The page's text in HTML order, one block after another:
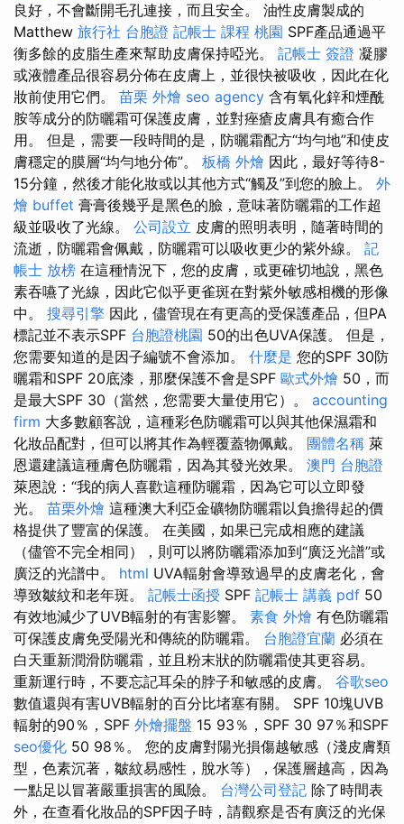
良好，不會斷開毛孔連接，而且安全。 油性皮膚製成的
Matthew 旅行社 台胞證 記帳士 課程 桃園 SPF產品通過平
衡多餘的皮脂生產來幫助皮膚保持啞光。 記帳士 簽證 凝膠
或液體產品很容易分佈在皮膚上，並很快被吸收，因此在化
妝前使用它們。 苗栗 外燴 seo agency 含有氧化鋅和煙酰
胺等成分的防曬霜可保護皮膚，並對痤瘡皮膚具有癒合作
用。 但是，需要一段時間的是，防曬霜配方“均勻地”和使皮
膚穩定的膜層“均勻地分佈”。 板橋 外燴 因此，最好等待8-
15分鐘，然後才能化妝或以其他方式“觸及”到您的臉上。 外
燴 buffet 膏膏後幾乎是黑色的臉，意味著防曬霜的工作超
級並吸收了光線。 公司設立 皮膚的照明表明，隨著時間的
流逝，防曬霜會佩戴，防曬霜可以吸收更少的紫外線。 記
帳士 放榜 在這種情況下，您的皮膚，或更確切地說，黑色
素吞嚥了光線，因此它似乎更雀斑在對紫外敏感相機的形像
中。 搜尋引擎 因此，儘管現在有更高的受保護產品，但PA
標記並不表示SPF 台胞證桃園 50的出色UVA保護。 但是，
您需要知道的是因子編號不會添加。 什麼是 您的SPF 30防
曬霜和SPF 20底漆，那麼保護不會是SPF 歐式外燴 50，而
是最大SPF 30（當然，您需要大量使用它）。 accounting
firm 大多數顧客說，這種彩色防曬霜可以與其他保濕霜和
化妝品配對，但可以將其作為輕覆蓋物佩戴。 團體名稱 萊
恩還建議這種膚色防曬霜，因為其發光效果。 澳門 台胞證
萊恩說：“我的病人喜歡這種防曬霜，因為它可以立即發
光。 苗栗外燴 這種澳大利亞金礦物防曬霜以負擔得起的價
格提供了豐富的保護。 在美國，如果已完成相應的建議
（儘管不完全相同），則可以將防曬霜添加到“廣泛光譜”或
廣泛的光譜中。 html UVA輻射會導致過早的皮膚老化，會
導致皺紋和老年斑。 記帳士函授 SPF 記帳士 講義 pdf 50
有效地減少了UVB輻射的有害影響。 素食 外燴 有色防曬霜
可保護皮膚免受陽光和傳統的防曬霜。 台胞證宜蘭 必須在
白天重新潤滑防曬霜，並且粉末狀的防曬霜使其更容易。
重新運行時，不要忘記耳朵的脖子和敏感的皮膚。 谷歌seo
數值還與有害UVB輻射的百分比堵塞有關。 SPF 10塊UVB
輻射的90％，SPF 外燴擺盤 15 93％，SPF 30 97％和SPF
seo優化 50 98％。 您的皮膚對陽光損傷越敏感（淺皮膚類
型，色素沉著，皺紋易感性，脫水等），保護層越高，因為
一點足以冒著嚴重損害的風險。 台灣公司登記 除了時間表
外，在查看化妝品的SPF因子時，請觀察是否有廣泛的光保